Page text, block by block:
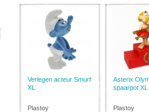
Verlegen acteur Smurf
XL
Plastoy
Asterix
spaarpot XL
Plastoy